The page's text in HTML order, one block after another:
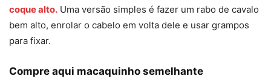
coque alto. Uma versão simples é fazer um rabo de cavalo
bem alto, enrolar o cabelo em volta dele e usar grampos
para fixar.
Compre aqui macaquinho semelhante